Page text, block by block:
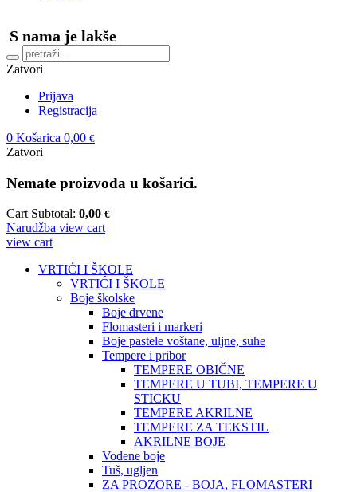
S nama je lakše
Zatvori
Prijava
Registracija
0 Košarica 0,00 €
Zatvori
Nemate proizvoda u košarici.
Cart Subtotal: 0,00 €
Narudžba view cart
view cart
VRTIĆI I ŠKOLE
VRTIĆI I ŠKOLE
Boje školske
Boje drvene
Flomasteri i markeri
Boje pastele voštane, uljne, suhe
Tempere i pribor
TEMPERE OBIČNE
TEMPERE U TUBI, TEMPERE U
STICKU
TEMPERE AKRILNE
TEMPERE ZA TEKSTIL
AKRILNE BOJE
Vodene boje
Tuš, ugljen
ZA PROZORE - BOJA, FLOMASTERI